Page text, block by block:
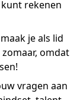
rekenen
je als lid
omdat
vragen aan